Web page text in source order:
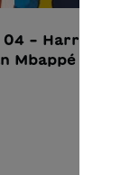
– Harry Kane,
Mbappé